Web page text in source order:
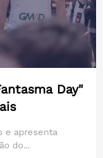
Day"
e apresenta
do...